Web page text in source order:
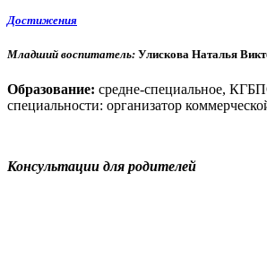
Достижения
Младший воспитатель: Улискова Наталья
Образование: средне-специальное,
специальности: организатор
Консультации для родителей